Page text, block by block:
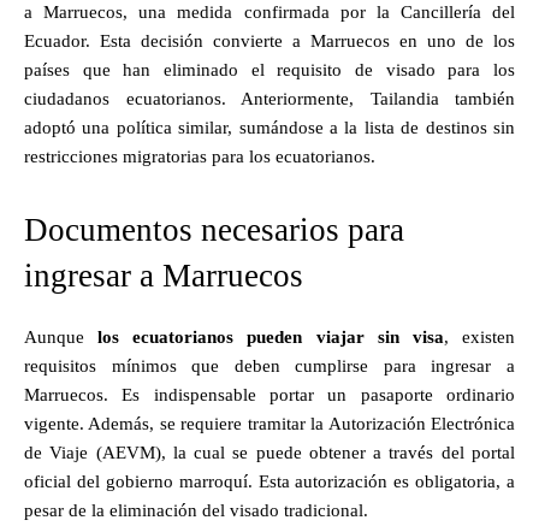
a Marruecos, una medida confirmada por la Cancillería del
Ecuador. Esta decisión convierte a Marruecos en uno de los
países que han eliminado el requisito de visado para los
ciudadanos ecuatorianos. Anteriormente, Tailandia también
adoptó una política similar, sumándose a la lista de destinos sin
restricciones migratorias para los ecuatorianos.
Documentos necesarios para
ingresar a Marruecos
Aunquelos ecuatorianos pueden viajar sin visa, existen
requisitos mínimos que deben cumplirse para ingresar a
Marruecos. Es indispensable portar un pasaporte ordinario
vigente. Además, se requiere tramitar la Autorización Electrónica
de Viaje (AEVM), la cual se puede obtener a través del portal
oficial del gobierno marroquí. Esta autorización es obligatoria, a
pesar de la eliminación del visado tradicional.